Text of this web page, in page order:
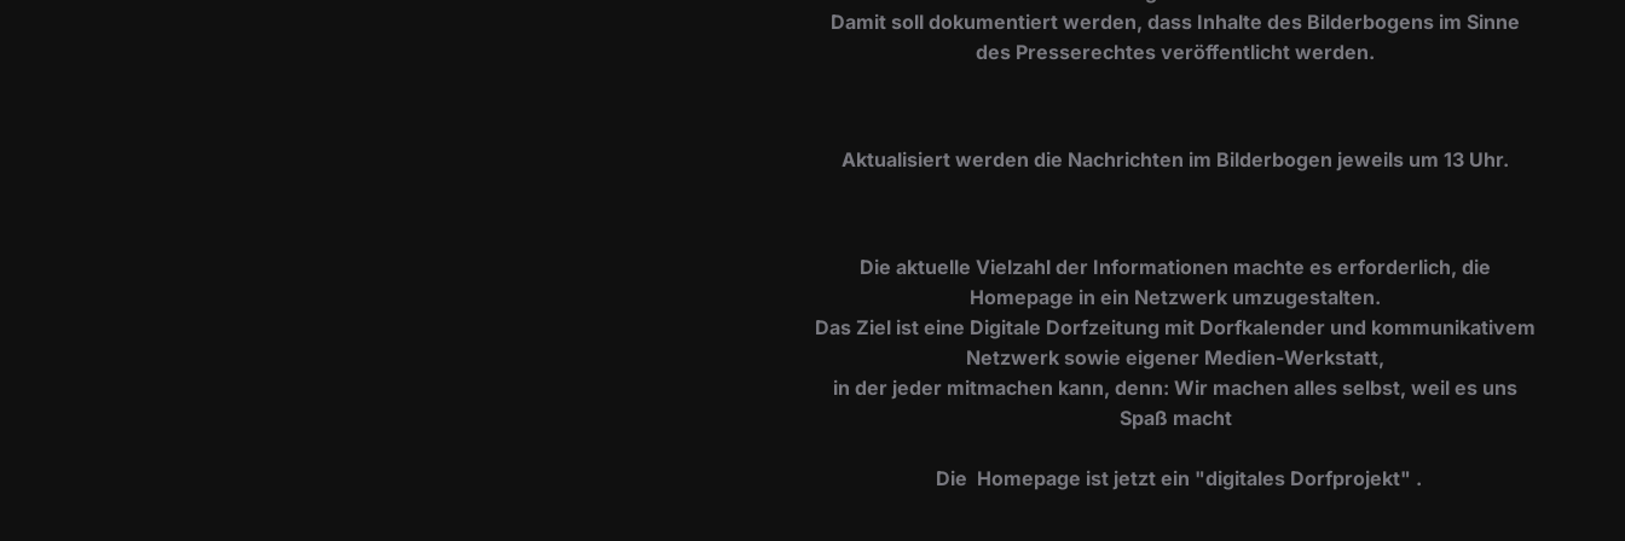
Damit soll dokumentiert werden, dass Inhalte des Bilderbogens im Sinne
des Presserechtes veröffentlicht werden.
​Aktualisiert werden die Nachrichten im Bilderbogen jeweils um 13 Uhr.
Die aktuelle Vielzahl der Informationen machte es erforderlich, die
Homepage in ein Netzwerk umzugestalten.
Das Ziel ist eine Digitale Dorfzeitung mit Dorfkalender und kommunikativem
Netzwerk sowie eigener Medien-Werkstatt,
in der jeder mitmachen kann, denn: Wir machen alles selbst, weil es uns
Spaß macht
Die Homepage ist jetzt ein "digitales Dorfprojekt" .